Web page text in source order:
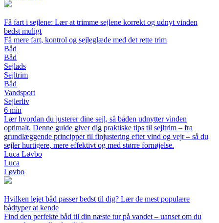
Få fart i sejlene: Lær at trimme sejlene korrekt og udnyt vinden
bedst muligt
Få mere fart, kontrol og sejleglæde med det rette trim
Båd
Båd
Sejlads
Sejltrim
Båd
Vandsport
Sejlerliv
6 min
Lær hvordan du justerer dine sejl, så båden udnytter vinden
optimalt. Denne guide giver dig praktiske tips til sejltrim – fra
grundlæggende principper til finjustering efter vind og vejr – så du
sejler hurtigere, mere effektivt og med større fornøjelse.
Luca Løvbo
Luca
Løvbo
Hvilken lejet båd passer bedst til dig? Lær de mest populære
bådtyper at kende
Find den perfekte båd til din næste tur på vandet – uanset om du